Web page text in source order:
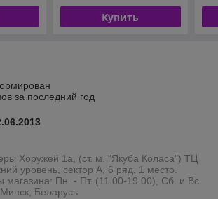
Купить
за последний год
Хоружей 1а, (ст. м. "Якуба Коласа") ТЦ
уровень, сектор А, 6 ряд, 1 место.
магазина: Пн. - Пт. (11.00-19.00), Сб. и Вс.
Беларусь